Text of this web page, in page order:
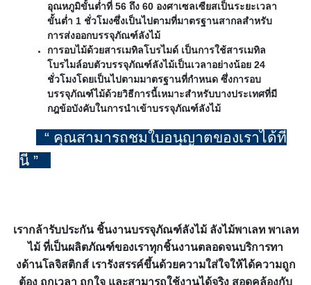
อุณหภูมิขั้นต่ำที่ 56 ถึง 60 องศาเซลเซียสเป็นระยะเวลา
ขั้นต่ำ 1 ชั่วโมงซึ่งเป็นไปตามที่มาตรฐานสากลสำหรับ
การส่งออกบรรจุภัณฑ์ลังไม้
การอบไม้ด้วยสารเมทิลโบรไมด์ เป็นการใช้สารเมทิล
โบรไมล์อบตัวบรรจุภัณฑ์ลังไม้เป็นเวลาอย่างน้อย 24
ชั่วโมงโดยเป็นไปตามมาตรฐานที่กำหนด ซึ่งการอบ
บรรจุภัณฑ์ไม้ด้วยวิธีการนี้เหมาะสำหรับบางประเทศที่มี
กฎข้อบังคับในการนำเข้าบรรจุภัณฑ์ลังไม้
“ คุณสามารถชมใบอนุญาตของเราได้ที่
นี่ ”
เรากล้ารับประกัน ชิ้นงานบรรจุภัณฑ์ลังไม้ ลังไม้พาเลท พาเลท
ไม้ ที่เป็นผลิตภัณฑ์ของเราทุกชิ้นงานตลอดจนบริการทา
งด้านโลจิสติกส์ เรารังสรรค์ขึ้นด้วยความใส่ใจให้ได้ความถูก
ต้อง ถูกเวลา ถูกใจ และสามารถใช้งานได้จริง สอดคล้องกับ